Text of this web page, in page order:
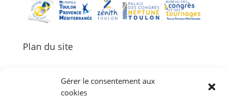
Gérer le consentement aux
cookies
Plan du site